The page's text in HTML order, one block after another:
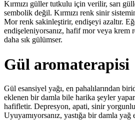
Kırmızı güller tutkulu için verilir, sarı
sembolik değil. Kırmızı renk sinir
Mor renk sakinleştirir, endişeyi azaltır.
endişeleniyorsanız, hafif mor veya
daha sık gülümser.
Gül aromaterapisi
Gül esansiyel yağı, en pahalılarından
eklenen bir damla bile harika şeyler
hafifletir. Depresyon, apati, sinir
Uyuyamıyorsanız, yastığa bir damla yağ